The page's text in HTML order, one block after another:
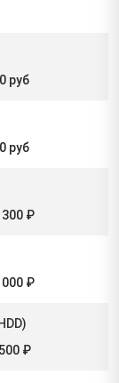
0 руб
0 руб
₽
₽
500 ₽